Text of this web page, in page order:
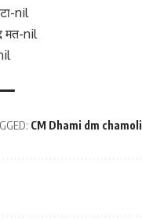
nil
मत-nil
CM Dhami dm chamoli